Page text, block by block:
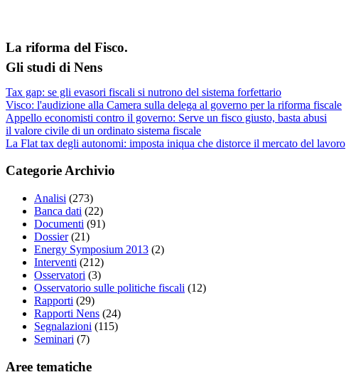
La riforma del Fisco.
Gli studi di Nens
Tax gap: se gli evasori fiscali si nutrono del sistema forfettario
Visco: l'audizione alla Camera sulla delega al governo per la riforma fiscale
Appello economisti contro il governo: Serve un fisco giusto, basta abusi
il valore civile di un ordinato sistema fiscale
La Flat tax degli autonomi: imposta iniqua che distorce il mercato del lavoro
Categorie Archivio
Analisi (273)
Banca dati (22)
Documenti (91)
Dossier (21)
Energy Symposium 2013 (2)
Interventi (212)
Osservatori (3)
Osservatorio sulle politiche fiscali (12)
Rapporti (29)
Rapporti Nens (24)
Segnalazioni (115)
Seminari (7)
Aree tematiche